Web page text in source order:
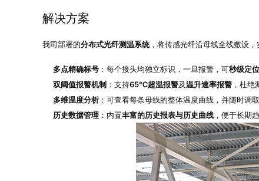
解决方案
我司部署的分布式光纤测温系统，将传感光纤沿母线全线敷设
多点精确标号 ：每个接头均独立标识，一旦报警，可秒级定
双阈值报警机制 ：支持65℃超温报警及温升速率报警 ，杜绝
多维温度分析 ：可查看每条母线的整体温度曲线，并随时调
历史数据管理 ：内置丰富的历史报表与历史曲线 ，便于长期